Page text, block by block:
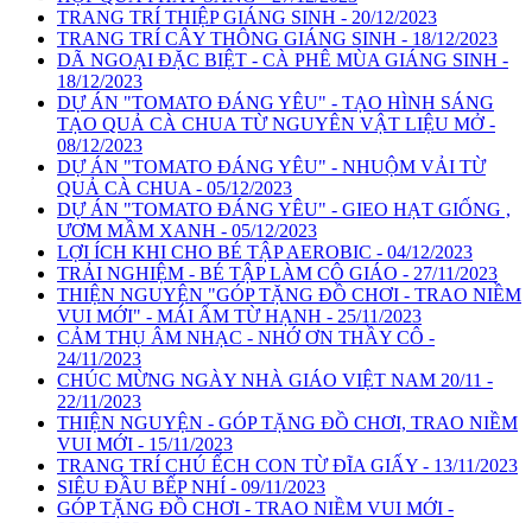
TRANG TRÍ THIỆP GIÁNG SINH - 20/12/2023
TRANG TRÍ CÂY THÔNG GIÁNG SINH - 18/12/2023
DÃ NGOẠI ĐẶC BIỆT - CÀ PHÊ MÙA GIÁNG SINH -
18/12/2023
DỰ ÁN "TOMATO ĐÁNG YÊU" - TẠO HÌNH SÁNG
TẠO QUẢ CÀ CHUA TỪ NGUYÊN VẬT LIỆU MỞ -
08/12/2023
DỰ ÁN "TOMATO ĐÁNG YÊU" - NHUỘM VẢI TỪ
QUẢ CÀ CHUA - 05/12/2023
DỰ ÁN "TOMATO ĐÁNG YÊU" - GIEO HẠT GIỐNG ,
ƯƠM MẦM XANH - 05/12/2023
LỢI ÍCH KHI CHO BÉ TẬP AEROBIC - 04/12/2023
TRẢI NGHIỆM - BÉ TẬP LÀM CÔ GIÁO - 27/11/2023
THIỆN NGUYỆN "GÓP TẶNG ĐỒ CHƠI - TRAO NIỀM
VUI MỚI" - MÁI ẤM TỪ HẠNH - 25/11/2023
CẢM THỤ ÂM NHẠC - NHỚ ƠN THẦY CÔ -
24/11/2023
CHÚC MỪNG NGÀY NHÀ GIÁO VIỆT NAM 20/11 -
22/11/2023
THIỆN NGUYỆN - GÓP TẶNG ĐỒ CHƠI, TRAO NIỀM
VUI MỚI - 15/11/2023
TRANG TRÍ CHÚ ẾCH CON TỪ ĐĨA GIẤY - 13/11/2023
SIÊU ĐẦU BẾP NHÍ - 09/11/2023
GÓP TẶNG ĐỒ CHƠI - TRAO NIỀM VUI MỚI -